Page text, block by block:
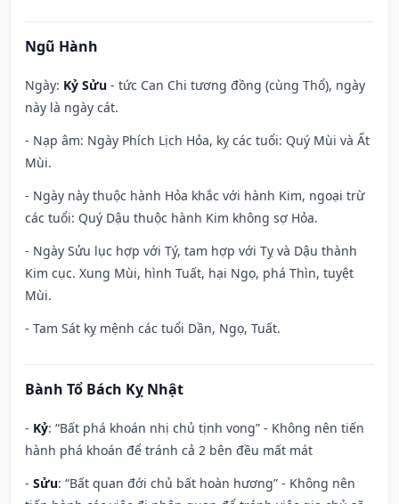
Ngũ Hành
Ngày: Kỷ Sửu - tức Can Chi tương đồng (cùng Thổ), ngày
này là ngày cát.
- Nạp âm: Ngày Phích Lịch Hỏa, kỵ các tuổi: Quý Mùi và Ất
Mùi.
- Ngày này thuộc hành Hỏa khắc với hành Kim, ngoại trừ
các tuổi: Quý Dậu thuộc hành Kim không sợ Hỏa.
- Ngày Sửu lục hợp với Tý, tam hợp với Tỵ và Dậu thành
Kim cục. Xung Mùi, hình Tuất, hại Ngọ, phá Thìn, tuyệt
Mùi.
- Tam Sát kỵ mệnh các tuổi Dần, Ngọ, Tuất.
Bành Tổ Bách Kỵ Nhật
- Kỷ: “Bất phá khoán nhị chủ tịnh vong” - Không nên tiến
hành phá khoán để tránh cả 2 bên đều mất mát
- Sửu: “Bất quan đới chủ bất hoàn hương” - Không nên